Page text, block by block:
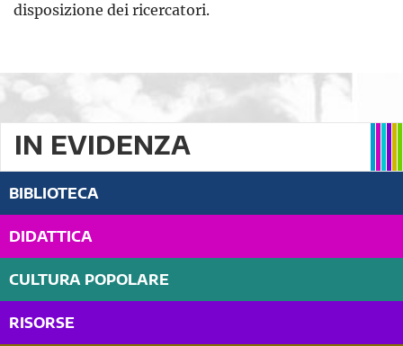
disposizione dei ricercatori.
IN EVIDENZA
BIBLIOTECA
DIDATTICA
CULTURA POPOLARE
RISORSE